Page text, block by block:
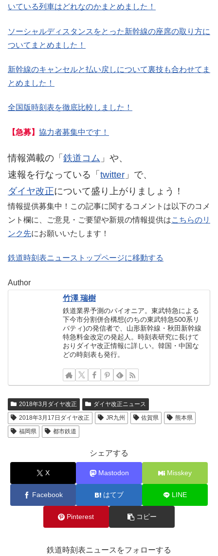
いている列車はどれなのかまとめました！
ソーシャルディスタンスをとった新幹線の座席の取り方に
ついてまとめました！
新幹線のキャンセルと払い戻しについて裏技も合わせてま
とめました！
全国版時刻表を徹底比較しました！
【急募】 協力者募集中です！
情報満載の「 鉄道コム 」や、
速報を行なっている「 twitter 」で、
ダイヤ改正について盛り上がりましょう！
情報提供募集中！この記事に関するコメントは以下のコメ
ント欄に、ご意見・ご要望や新規の情報提供はこちらのリ
ンク先にお願いいたします！
鉄道時刻表ニューストップページに移動する
Author
竹澤 瑞樹
鉄道業界予測のパイオニア。東武特急による
下今市分割併合構想(のちの東武特急500系リ
バティ)の発信者で、山形新幹線・秋田新幹線
特急料金改定の発起人。時刻表研究に長けて
おりダイヤ改正情報に詳しい。韓国・中国な
どの時刻表も発行。
2018年3月ダイヤ改正
ダイヤ改正ニュース
2018年3月17日ダイヤ改正
JR九州 佐賀県
熊本県
福岡県
都市鉄道
シェアする
X Mastodon Misskey
Facebook はてブ LINE
Pinterest コピー
鉄道時刻表ニュースをフォローする